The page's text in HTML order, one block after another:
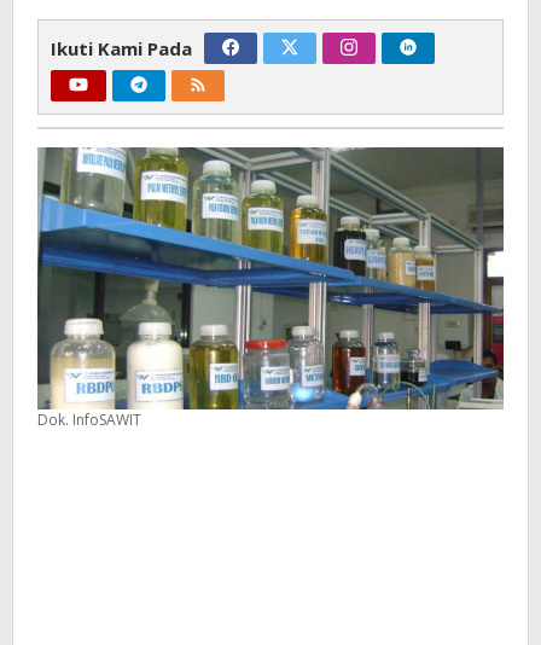
Ikuti Kami Pada
Dok. InfoSAWIT